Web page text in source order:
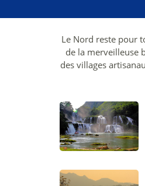
Le Nord reste pour
de la merveilleuse
des villages